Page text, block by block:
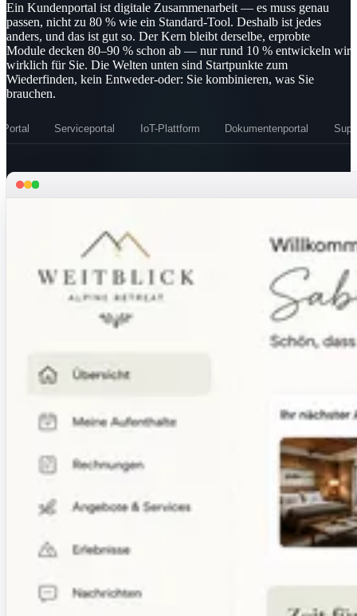
Ein Kundenportal ist digitale Zusammenarbeit — es muss genau
passen, nicht zu 80 % wie ein Standard-Tool. Deshalb ist jedes
anders, und das ist gut so. Der Kern bleibt derselbe, erprobte
Module decken 80–90 % schon ab — nur rund 10 % entwickeln wir
wirklich für Sie. Die Welten unten sind Startpunkte zum
Wiederfinden, kein Entweder-oder: Sie kombinieren, was Sie
brauchen.
Serviceportal IoT-Plattform Dokumentenportal